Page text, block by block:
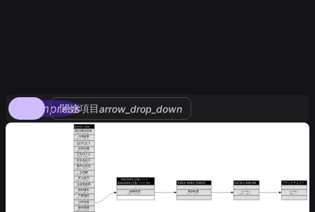
compress
関連項目arrow_drop_down